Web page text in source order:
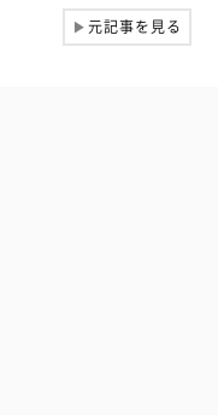
▶元記事を見る